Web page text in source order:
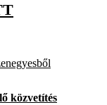
közvetítés